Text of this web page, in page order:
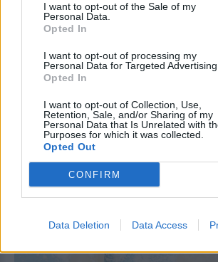
I want to opt-out of the Sale of my
Personal Data.
Opted In
I want to opt-out of processing my
Personal Data for Targeted Advertising.
Opted In
I want to opt-out of Collection, Use,
Retention, Sale, and/or Sharing of my
Personal Data that Is Unrelated with
Purposes for which it was collected.
Opted Out
CONFIRM
Data Deletion Data Access
στους βράχους
Το ταξίδι
χειροπέδες στο
Το «δωρεάν» ταξίδι
βγήκε πολύ ακριβό